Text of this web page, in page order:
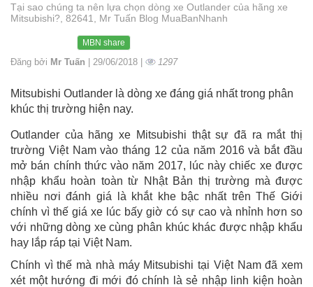
Tại sao chúng ta nên lựa chọn dòng xe Outlander của hãng xe
Mitsubishi?, 82641, Mr Tuấn Blog MuaBanNhanh
MBN share
Đăng bởi Mr Tuấn | 29/06/2018 | 1297
Mitsubishi Outlander là dòng xe đáng giá nhất trong phân
khúc thị trường hiện nay.
Outlander của hãng xe Mitsubishi thật sự đã ra mắt thị
trường Việt Nam vào tháng 12 của năm 2016 và bắt đầu
mở bán chính thức vào năm 2017, lúc này chiếc xe được
nhập khẩu hoàn toàn từ Nhật Bản thị trường mà được
nhiều nơi đánh giá là khắt khe bậc nhất trên Thế Giới
chính vì thế giá xe lúc bấy giờ có sự cao và nhỉnh hơn so
với những dòng xe cùng phân khúc khác được nhập khẩu
hay lắp ráp tại Việt Nam.
Chính vì thế mà nhà máy Mitsubishi tại Việt Nam đã xem
xét một hướng đi mới đó chính là sẻ nhập linh kiện hoàn